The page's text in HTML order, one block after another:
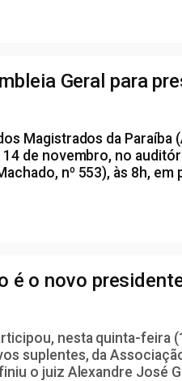
Geral para
Magistrados da Paraíba
de novembro, no
nº 553), às 8h,
é o novo
nesta quinta-feira
suplentes, da
o juiz Alexandre José